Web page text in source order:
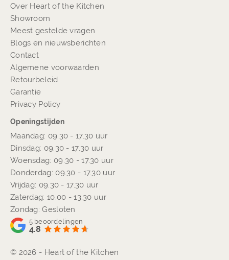
Over Heart of the Kitchen
Showroom
Meest gestelde vragen
Blogs en nieuwsberichten
Contact
Algemene voorwaarden
Retourbeleid
Garantie
Privacy Policy
Openingstijden
Maandag: 09.30 - 17.30 uur
Dinsdag: 09.30 - 17.30 uur
Woensdag: 09.30 - 17.30 uur
Donderdag: 09.30 - 17.30 uur
Vrijdag: 09.30 - 17.30 uur
Zaterdag: 10.00 - 13.30 uur
Zondag: Gesloten
5beoordelingen
4.8
© 2026 - Heart of the Kitchen